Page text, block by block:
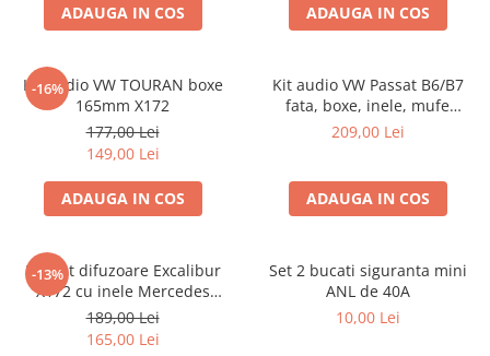
ADAUGA IN COS ADAUGA IN COS
-16%
Kit audio VW TOURAN boxe
165mm X172
177,00 Lei
149,00 Lei
ADAUGA IN COS
Kit audio VW Passat B6/B7
fata, boxe, inele, mufe
adaptoare Excalibur X172
209,00 Lei
ADAUGA IN COS
-13%
Pachet difuzoare Excalibur
X172 cu inele Mercedes
Vito/Viano W639, VW Crafter
189,00 Lei
165,00 Lei
Set 2 bucati siguranta mini
ANL de 40A
10,00 Lei